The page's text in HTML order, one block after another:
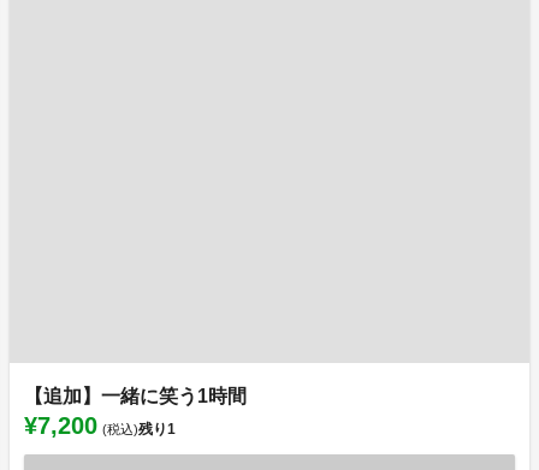
【追加】一緒に笑う1時間
¥7,200 (税込)残り1